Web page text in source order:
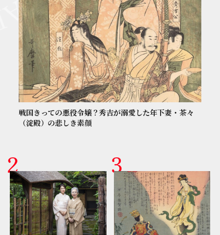
戦国きっての悪役令嬢？秀吉が溺愛した年下妻・茶々
（淀殿）の悲しき素顔